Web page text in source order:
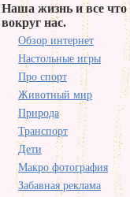
Наша жизнь и все что
вокруг нас.
Обзор интернет
Настольные игры
Про спорт
Животный мир
Природа
Транспорт
Дети
Макро фотография
Забавная реклама